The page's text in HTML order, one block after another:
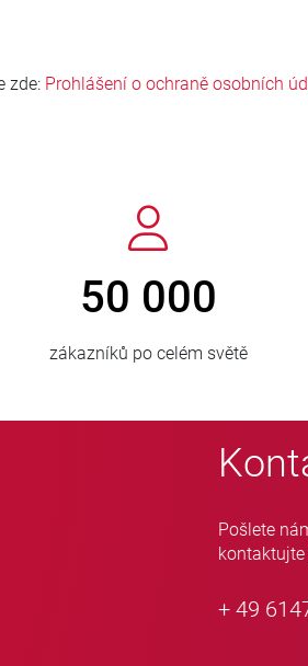
zde: Prohlášení o ochraně osobních
150
zásobovaných zemí
Pošlete
+ 49